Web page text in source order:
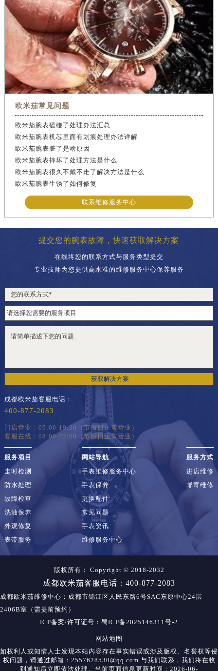
欧米茄常见问题
欧米茄腕表磕碰了处理办法汇总
欧米茄腕表机芯里面有划痕处理办法详解
欧米茄腕表脏了是啥原因
欧米茄腕表摔坏了处理方法是什么
欧米茄腕表很久不戴不走了解决方法是什么
欧米茄腕表生锈了如何修复
联系维修服务中心
提交您的腕表故障，快速获取解决方案
在线将您的联系方式与服务类型提交
专业技师为您提供高水准的维修服务中心保养服务
获取解决方案
成都欧米茄客服电话：
400-877-2083
门店营业：09:00-19:30（节假日正常营业）
客服在线：08:00-22:00（节假日正常营业）
服务项目
走时检测
防水处理
故障检查
洗油保养
外观修复
表带服务
网站导航
手表维修服务中心
手表保养
更换配件
常见问题
手表资讯
维修服务中心
服务方式
进店维修
邮寄维修
版权所有： Copyright © 2018-2032
成都欧米茄客服电话：400-877-2083
成都欧米茄维修中心 ：成都市锦江区人民东路6号SAC东原中心24层
2406B室（需提前预约）
ICP备案/许可证号：蜀ICP备2025146311号-2
网站地图
如权利人或知情人士发现本站内容存在事实错误或涉及版权、名誉权等侵
权问题，请通过邮箱：2557628530@qq.com 与我们联系，我们将在收
到通知后立即依法处理。当前页面信息更新时间：2026-06-